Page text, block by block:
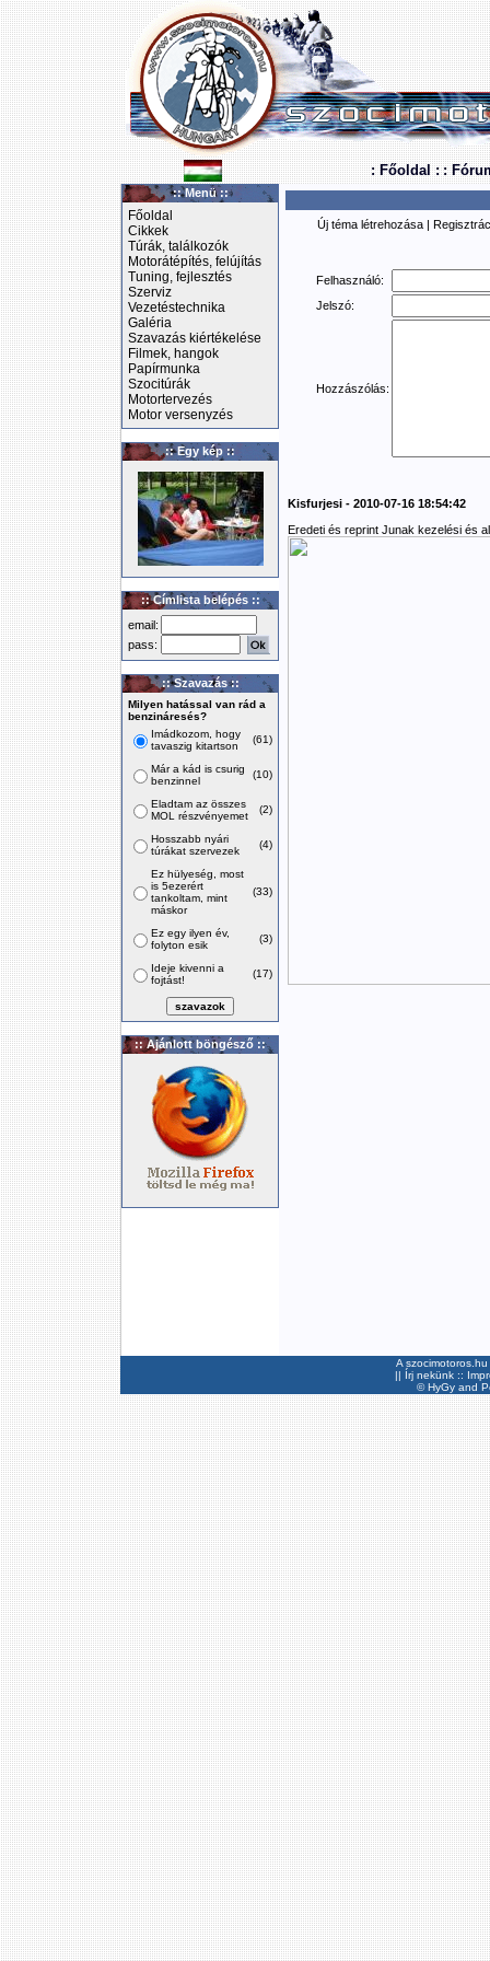
: Főoldal : :
:: Menü ::
Főoldal
Cikkek
Túrák, találkozók
Motorátépítés, felújítás
Tuning, fejlesztés
Szerviz
Vezetéstechnika
Galéria
Szavazás kiértékelése
Filmek, hangok
Papírmunka
Szocitúrák
Motortervezés
Motor versenyzés
:: Egy kép ::
:: Címlista belépés ::
email:
pass:
:: Szavazás ::
Milyen hatással van rád a
benzináresés?
Imádkozom, hogy
tavaszig kitartson
(61)
Már a kád is csurig
benzinnel
(10)
Eladtam az összes
MOL részvényemet
(2)
Hosszabb nyári
túrákat szervezek
(4)
Ez hülyeség, most
is 5ezerért
tankoltam, mint
máskor
(33)
Ez egy ilyen év,
folyton esik
(3)
Ideje kivenni a
fojtást!
(17)
:: Ajánlott böngésző ::
Új téma létrehozása |
Felhasználó:
Jelszó:
Hozzászólás:
Kisfurjesi - 2010-07-16 18:54:42
Eredeti és reprint Junak kezelési és
A
|| Írj nekünk ::
©HyGyand